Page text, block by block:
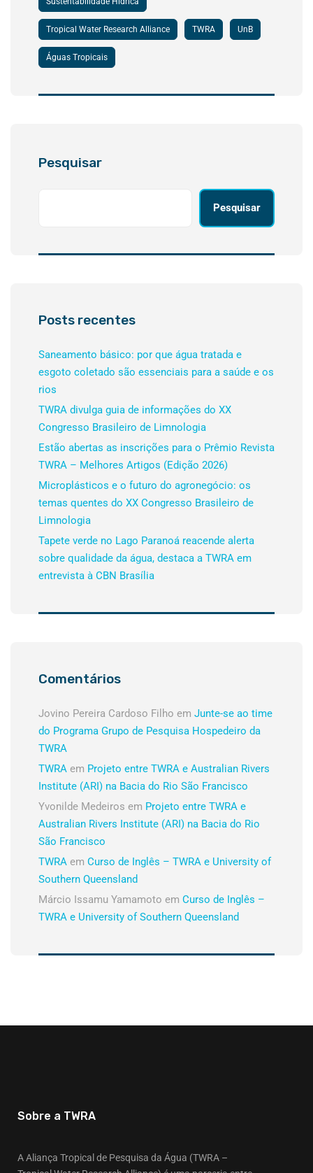
Tropical Water Research Alliance TWRA UnB
Águas Tropicais
Pesquisar
Pesquisar
Posts recentes
Saneamento básico: por que água tratada e
esgoto coletado são essenciais para a saúde e os
rios
TWRA divulga guia de informações do XX
Congresso Brasileiro de Limnologia
Estão abertas as inscrições para o Prêmio Revista
TWRA – Melhores Artigos (Edição 2026)
Microplásticos e o futuro do agronegócio: os
temas quentes do XX Congresso Brasileiro de
Limnologia
Tapete verde no Lago Paranoá reacende alerta
sobre qualidade da água, destaca a TWRA em
entrevista à CBN Brasília
Comentários
Jovino Pereira Cardoso Filho em Junte-se ao time
do Programa Grupo de Pesquisa Hospedeiro da
TWRA
TWRA em Projeto entre TWRA e Australian Rivers
Institute (ARI) na Bacia do Rio São Francisco
Yvonilde Medeiros em Projeto entre TWRA e
Australian Rivers Institute (ARI) na Bacia do Rio
São Francisco
TWRA em Curso de Inglês – TWRA e University of
Southern Queensland
Márcio Issamu Yamamoto em Curso de Inglês –
TWRA e University of Southern Queensland
Sobre a TWRA
A Aliança Tropical de Pesquisa da Água (TWRA –